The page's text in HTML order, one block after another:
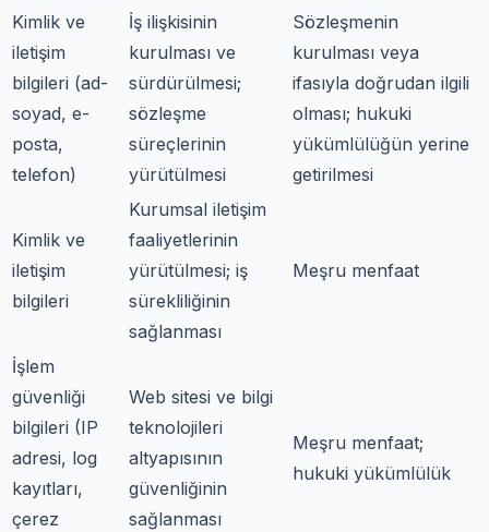
Kimlik ve
iletişim
bilgileri (ad-
soyad, e-
posta,
telefon)
İş ilişkisinin
kurulması ve
sürdürülmesi;
sözleşme
süreçlerinin
yürütülmesi
Sözleşmenin
kurulması veya
ifasıyla doğrudan ilgili
olması; hukuki
yükümlülüğün yerine
getirilmesi
Kimlik ve
iletişim
bilgileri
Kurumsal iletişim
faaliyetlerinin
yürütülmesi; iş
sürekliliğinin
sağlanması
Meşru menfaat
İşlem
güvenliği
bilgileri (IP
adresi, log
kayıtları,
çerez
Web sitesi ve bilgi
teknolojileri
altyapısının
güvenliğinin
sağlanması
Meşru menfaat;
hukuki yükümlülük